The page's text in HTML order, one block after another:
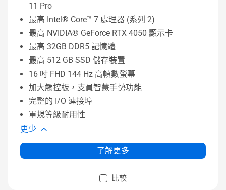
11 Pro
最高 Intel® Core™ 7 處理器 (系列 2)
最高 NVIDIA® GeForce RTX 4050 顯示卡
最高 32GB DDR5 記憶體
最高 512 GB SSD 儲存裝置
16 吋 FHD 144 Hz 高幀數螢幕
加大觸控板，支員智慧手勢功能
完整的 I/O 連接埠
軍規等級耐用性
更少
了解更多
比較